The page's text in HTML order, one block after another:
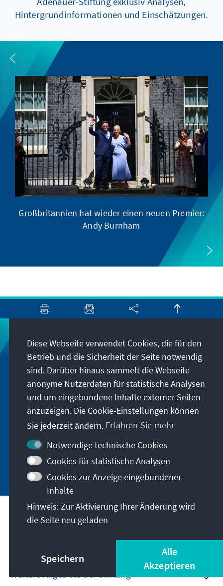
Hintergrundinformationen und Einschätzungen.
Großbritannien hat wieder einen neuen Premier:
Andy Burnham
Newsletter
Erhalten Sie exklusive Einblicke in die neuesten
Publikationen, spannende Veranstaltungen und
Projekte direkt von unserer Vorsitzenden
Annegret Kramp-Karrenbauer. Abonnieren Sie
jetzt unseren Newsletter und bleiben Sie immer
Jetzt abonnieren
Unser Auftrag
Weitere Angebote der Stiftung
Diese Webseite verwendet Cookies, die für den
Betrieb und die Sicherheit der Seite notwendig
sind. Darüber hinaus sammelt die Webseite
anonyme Nutzerdaten für statistische Analysen
und um eingebundene Inhalte externer Seiten
anzuzeigen. Die Cookie-Einstellungen können
Sie jederzeit ändern. Erfahren Sie mehr
Notwendige technische Cookies
Cookies für statistische Analysen
Cookies zur Anzeige eingebundener
Inhalte
Hinweis: Zur Aktivierung Ihrer Änderung wird
die Seite neu geladen
Speichern
Alle
Akzeptieren